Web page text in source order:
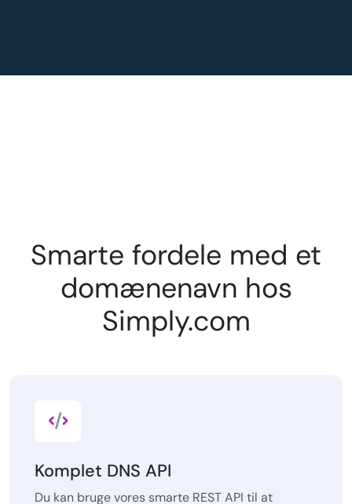
Smarte fordele med et
domænenavn hos
Simply.com
Komplet DNS API
Du kan bruge vores smarte REST API til at